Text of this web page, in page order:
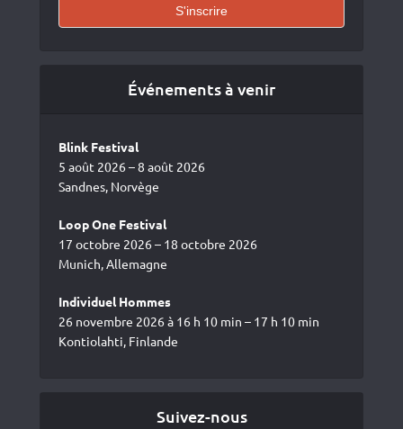
Événements à venir
Blink Festival
5 août 2026 – 8 août 2026
Sandnes, Norvège
Loop One Festival
17 octobre 2026 – 18 octobre 2026
Munich, Allemagne
Individuel Hommes
26 novembre 2026 à 16 h 10 min – 17 h 10 min
Kontiolahti, Finlande
Suivez-nous